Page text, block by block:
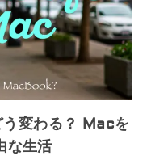
変わる？ Macを
な生活